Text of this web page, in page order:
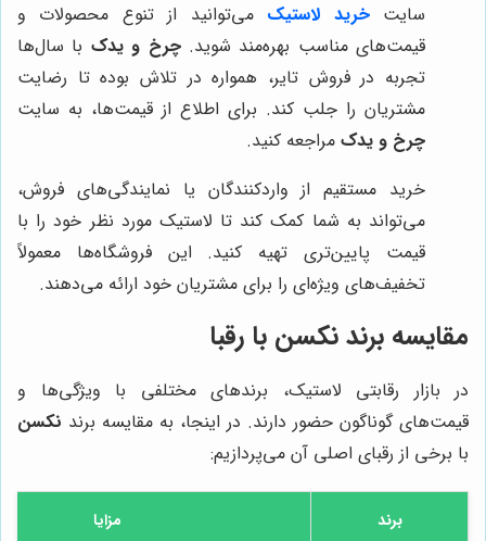
سایتخرید لاستیک می‌توانید از تنوع محصولات و
قیمت‌های مناسب بهره‌مند شوید.چرخ و یدک با سال‌ها
تجربه در فروش تایر، همواره در تلاش بوده تا رضایت
مشتریان را جلب کند. برای اطلاع از قیمت‌ها، به سایت
چرخ و یدک مراجعه کنید.
خرید مستقیم از واردکنندگان یا نمایندگی‌های فروش،
می‌تواند به شما کمک کند تا لاستیک مورد نظر خود را با
قیمت پایین‌تری تهیه کنید. این فروشگاه‌ها معمولاً
تخفیف‌های ویژه‌ای را برای مشتریان خود ارائه می‌دهند.
مقایسه برند نکسن با رقبا
در بازار رقابتی لاستیک، برندهای مختلفی با ویژگی‌ها و
قیمت‌های گوناگون حضور دارند. در اینجا، به مقایسه برند نکسن
با برخی از رقبای اصلی آن می‌پردازیم:
برند مزایا